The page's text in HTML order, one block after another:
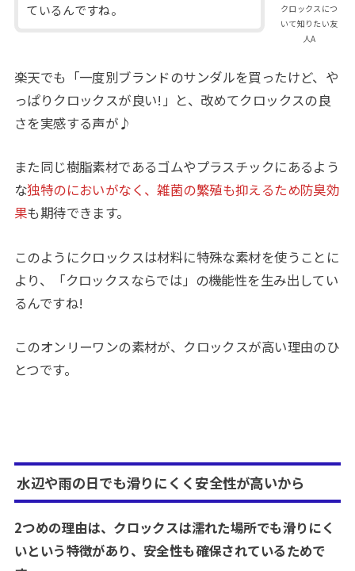
クロックスにつ
いて知りたい友
人A
ているんですね。
楽天でも「一度別ブランドのサンダルを買ったけど、や
っぱりクロックスが良い!」と、改めてクロックスの良
さを実感する声が♪
また同じ樹脂素材であるゴムやプラスチックにあるよう
な独特のにおいがなく、雑菌の繁殖も抑えるため防臭効
果も期待できます。
このようにクロックスは材料に特殊な素材を使うことに
より、「クロックスならでは」の機能性を生み出してい
るんですね!
このオンリーワンの素材が、クロックスが高い理由のひ
とつです。
水辺や雨の日でも滑りにくく安全性が高いから
2つめの理由は、クロックスは濡れた場所でも滑りにく
いという特徴があり、安全性も確保されているためで